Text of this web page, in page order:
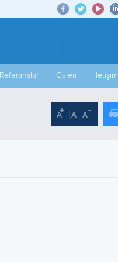
Referanslar Galeri İletişim